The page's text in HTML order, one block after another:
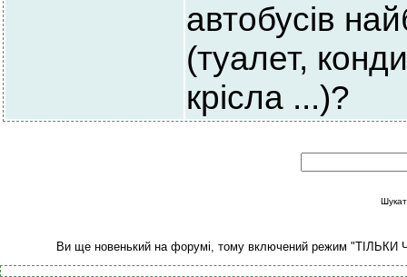
автобусів
(туалет,
крісла ...)?
Ви ще новенький на форумі, тому включений режим "ТІЛЬКИ